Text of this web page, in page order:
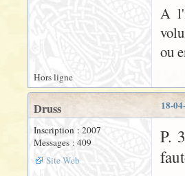
A
ou
Hors ligne
18-
Druss
Inscription : 2007
Messages : 409
Site Web
P.